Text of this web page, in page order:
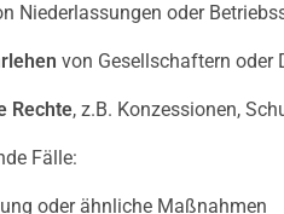
Niederlassungen oder
von Gesellschaftern oder
Rechte, z.B. Konzessionen,
Fälle:
oder ähnliche Maßnahmen